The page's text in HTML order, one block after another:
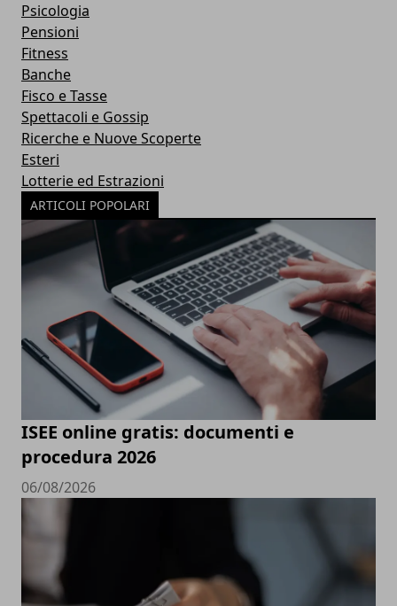
Psicologia
Pensioni
Fitness
Banche
Fisco e Tasse
Spettacoli e Gossip
Ricerche e Nuove Scoperte
Esteri
Lotterie ed Estrazioni
ARTICOLI POPOLARI
ISEE online gratis: documenti e
procedura 2026
06/08/2026